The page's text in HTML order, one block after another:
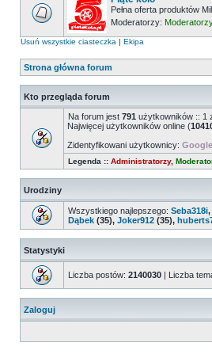
Pełna oferta produktów
Moderatorzy: Moderatorzy
Usuń wszystkie ciasteczka | Ekipa
Strona główna forum
Kto przegląda forum
Na forum jest 791 użytkowników :: 1
Najwięcej użytkowników online (
Zidentyfikowani użytkownicy:
Legenda :: Administratorzy,
Urodziny
Wszystkiego najlepszego: Seba318i,
Dąbek (35), Joker912 (35),
Statystyki
Liczba postów: 2140030 | Liczba
Zaloguj